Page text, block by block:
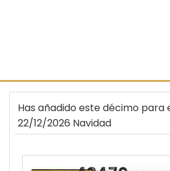
Has añadido este décimo para
22/12/2026 Navidad